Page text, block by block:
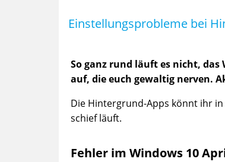
Einstellungsprobleme bei
So ganz rund läuft es nicht,
auf, die euch gewaltig nerven.
Die Hintergrund-Apps könnt ihr
schief läuft.
Fehler im Windows 10